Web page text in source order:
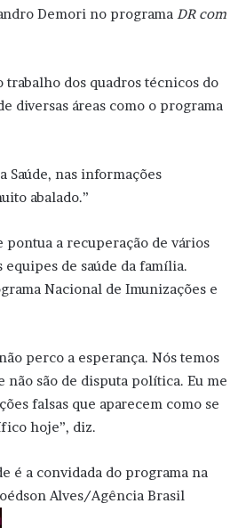
Demori no programa DR com
dos quadros técnicos do
diversas áreas como o programa
nas informações
abalado.”
pontua a recuperação de vários
de saúde da família.
Nacional de Imunizações e
perco a esperança. Nós temos
não são de disputa política. Eu me
falsas que aparecem como se
hoje”, diz.